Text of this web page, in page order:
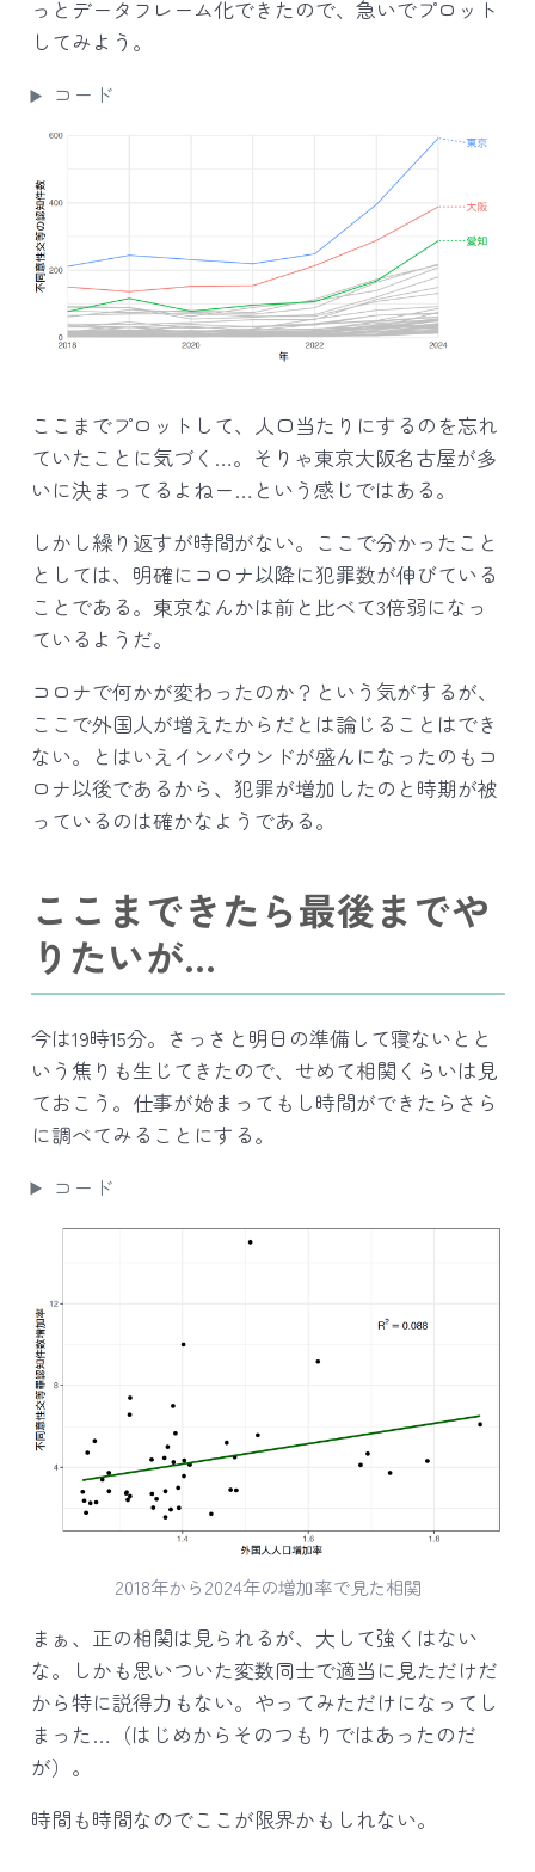
っとデータフレーム化できたので、急いでプロット
してみよう。
コード
ここまでプロットして、人口当たりにするのを忘れ
ていたことに気づく…。そりゃ東京大阪名古屋が多
いに決まってるよねー…という感じではある。
しかし繰り返すが時間がない。ここで分かったこと
としては、明確にコロナ以降に犯罪数が伸びている
ことである。東京なんかは前と比べて3倍弱になっ
ているようだ。
コロナで何かが変わったのか？という気がするが、
ここで外国人が増えたからだとは論じることはでき
ない。とはいえインバウンドが盛んになったのもコ
ロナ以後であるから、犯罪が増加したのと時期が被
っているのは確かなようである。
ここまできたら最後までや
りたいが…
今は19時15分。さっさと明日の準備して寝ないとと
いう焦りも生じてきたので、せめて相関くらいは見
ておこう。仕事が始まってもし時間ができたらさら
に調べてみることにする。
コード
2018年から2024年の増加率で見た相関
まぁ、正の相関は見られるが、大して強くはない
な。しかも思いついた変数同士で適当に見ただけだ
から特に説得力もない。やってみただけになってし
まった…（はじめからそのつもりではあったのだ
が）。
時間も時間なのでここが限界かもしれない。